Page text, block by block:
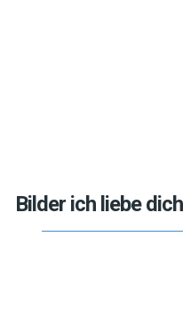
Bilder ich liebe